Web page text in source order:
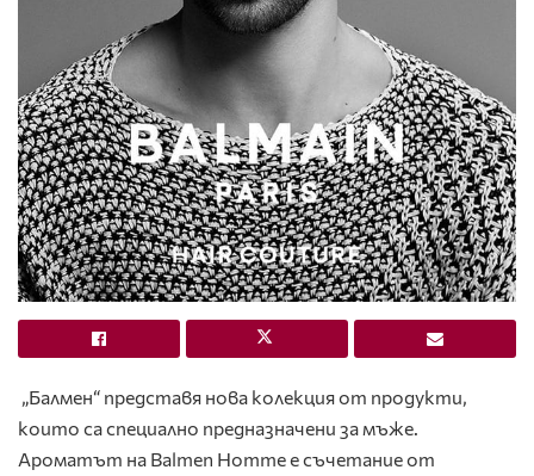
„Балмен“ представя нова колекция от продукти,
които са специално предназначени за мъже.
Ароматът на Balmen Homme е съчетание от